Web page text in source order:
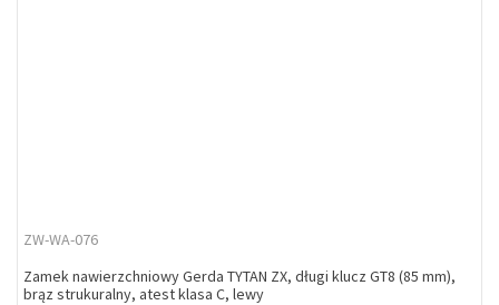
ZW-WA-076
Zamek nawierzchniowy Gerda TYTAN ZX, długi klucz GT8 (85 mm),
brąz strukuralny, atest klasa C, lewy